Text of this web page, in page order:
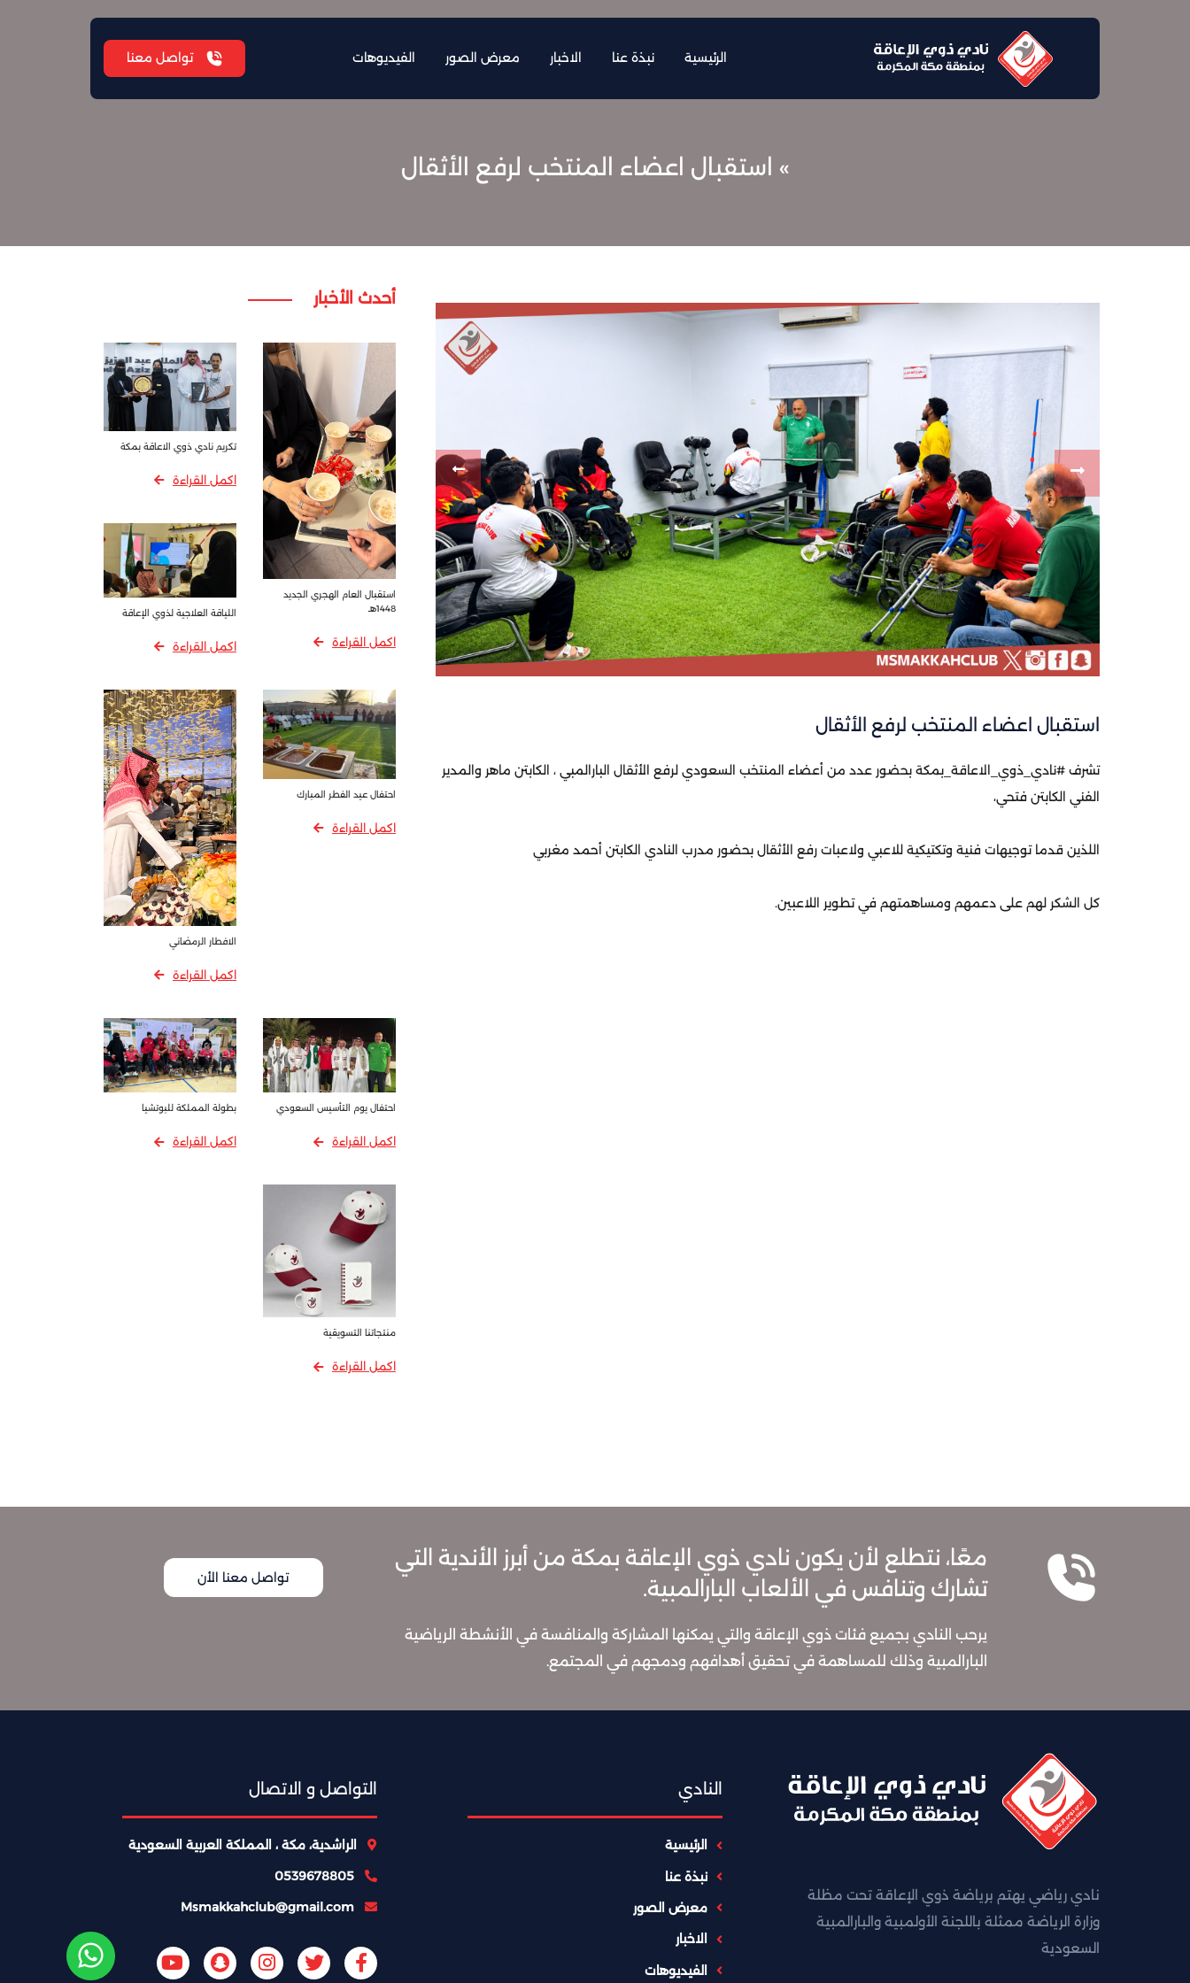
الرئيسية نبذة عنا الاخبار معرض الصور الفيديوهات تواصل معنا الرئيسية نبذة عنا الاخبار معرض الصور الفيديوهات تواصل معنا
» استقبال اعضاء المنتخب لرفع الأثقال
استقبال اعضاء المنتخب لرفع الأثقال
‏تشرف ⁧‫#نادي_ذوي_الاعاقة_بمكة‬⁩ بحضور عدد من أعضاء المنتخب السعودي لرفع الأثقال البارالمبي ، الكابتن ماهر والمدير
الفني الكابتن فتحي،
‏اللذين قدما توجيهات فنية وتكتيكية للاعبي ولاعبات رفع الأثقال بحضور مدرب النادي الكابتن أحمد مغربي
‏كل الشكر لهم على دعمهم ومساهمتهم في تطوير اللاعبين.
أحدث الأخبار
استقبال العام الهجري الجديد
1448هـ
اكمل القراءة
تكريم نادي ذوي الاعاقة بمكة
اكمل القراءة
اللياقة العلاجية لذوي الإعاقة
اكمل القراءة
احتفال عيد الفطر المبارك
اكمل القراءة
الافطار الرمضاني
اكمل القراءة
احتفال يوم التأسيس السعودي
اكمل القراءة
بطولة المملكة للبوتشيا
اكمل القراءة
منتجاتنا التسويقية
اكمل القراءة
معًا، نتطلع لأن يكون نادي ذوي الإعاقة بمكة من أبرز الأندية التي
تشارك وتنافس في الألعاب البارالمبية.
يرحب النادي بجميع فئات ذوي الإعاقة والتي يمكنها المشاركة والمنافسة في الأنشطة الرياضية
البارالمبية وذلك للمساهمة في تحقيق أهدافهم ودمجهم في المجتمع.
تواصل معنا الأن
نادي رياضي يهتم برياضة ذوي الإعاقة تحت مظلة
وزارة الرياضة ممثلة باللجنة الأولمبية والبارالمبية
السعودية
النادي
الرئيسية
نبذة عنا
معرض الصور
الاخبار
الفيديوهات
التواصل و الاتصال
الراشدية، مكة ، المملكة العربية السعودية